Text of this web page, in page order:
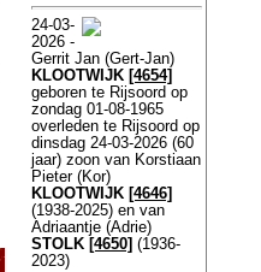
24-03-
2026 -
Gerrit Jan (Gert-Jan)
KLOOTWIJK [4654]
geboren te Rijsoord op
zondag 01-08-1965
overleden te Rijsoord op
dinsdag 24-03-2026 (60
jaar) zoon van Korstiaan
Pieter (Kor)
KLOOTWIJK [4646]
(1938-2025) en van
Adriaantje (Adrie)
STOLK [4650] (1936-
2023)